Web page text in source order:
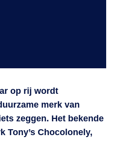
op rij wordt
merk van
zeggen. Het bekende
Tony’s Chocolonely,